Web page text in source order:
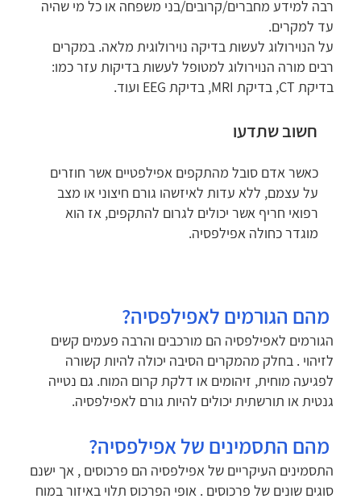
רבה למידע מחברים/קרובים/בני משפחה או כל מי שהיה
עד למקרים.
על הנוירולוג לעשות בדיקה נוירולוגית מלאה. במקרים
רבים מורה הנוירולוג למטופל לעשות בדיקות עזר כמו:
בדיקת CT, בדיקת MRI, בדיקת EEG ועוד.
חשוב שתדעו
כאשר אדם סובל מהתקפים אפילפטיים אשר חוזרים
על עצמם, ללא עדות לאיזשהו גורם חיצוני או מצב
רפואי חריף אשר יכולים לגרום להתקפים, אז הוא
מוגדר כחולה אפילפסיה.
מהם הגורמים לאפילפסיה?
הגורמים לאפילפסיה הם מורכבים והרבה פעמים קשים
לזיהוי . בחלק מהמקרים הסיבה יכולה להיות קשורה
לפגיעה מוחית, זיהומים או דלקת קרום המוח. גם נטייה
גנטית או תורשתית יכולים להיות גורם לאפילפסיה.
מהם התסמינים של אפילפסיה?
התסמינים העיקריים של אפילפסיה הם פרכוסים , אך ישנם
סוגים שונים של פרכוסים . אופי הפרכוס תלוי באיזור במוח